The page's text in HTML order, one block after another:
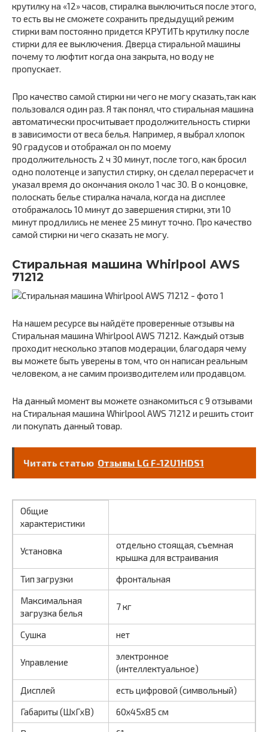
крутилку на «12» часов, стиралка выключиться после этого,
то есть вы не сможете сохранить предыдущий режим
стирки вам постоянно придется КРУТИТЬ крутилку после
стирки для ее выключения. Дверца стиральной машины
почему то люфтит когда она закрыта, но воду не
пропускает.
Про качество самой стирки ни чего не могу сказать,так как
пользовался один раз. Я так понял, что стиральная машина
автоматически просчитывает продолжительность стирки
в зависимости от веса белья. Например, я выбрал хлопок
90 градусов и отображал он по моему
продолжительность 2 ч 30 минут, после того, как бросил
одно полотенце и запустил стирку, он сделал перерасчет и
указал время до окончания около 1 час 30. В о концовке,
полоскать белье стиралка начала, когда на дисплее
отображалось 10 минут до завершения стирки, эти 10
минут продлились не менее 25 минут точно. Про качество
самой стирки ни чего сказать не могу.
Стиральная машина Whirlpool AWS
71212
На нашем ресурсе вы найдёте проверенные отзывы на
Стиральная машина Whirlpool AWS 71212. Каждый отзыв
проходит несколько этапов модерации, благодаря чему
вы можете быть уверены в том, что он написан реальным
человеком, а не самим производителем или продавцом.
На данный момент вы можете ознакомиться с 9 отзывами
на Стиральная машина Whirlpool AWS 71212 и решить стоит
ли покупать данный товар.
Читать статью Отзывы LG F-12U1HDS1
Общие
характеристики
Установка
отдельно стоящая, съемная
крышка для встраивания
Тип загрузки
фронтальная
Максимальная
загрузка белья
7 кг
Сушка нет
Управление
электронное
(интеллектуальное)
Дисплей
есть цифровой (символьный)
Габариты (ШxГxВ)
60x45x85 см